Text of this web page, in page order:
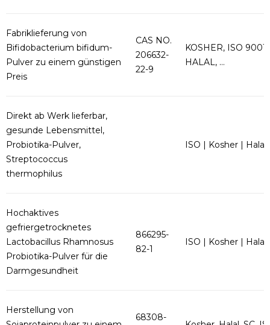
Fabriklieferung von
Bifidobacterium bifidum-
Pulver zu einem günstigen
Preis
CAS NO.
206632-
22-9
KOSHER, ISO 9001,
HALAL, ...
Direkt ab Werk lieferbar,
gesunde Lebensmittel,
Probiotika-Pulver,
Streptococcus
thermophilus
ISO | Kosher | Halal
Hochaktives
gefriergetrocknetes
Lactobacillus Rhamnosus
Probiotika-Pulver für die
Darmgesundheit
866295-
82-1
ISO | Kosher | Halal
Herstellung von
68308-